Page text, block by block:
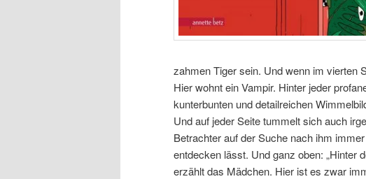
zahmen Tiger sein. Und wenn im vierten
Hier wohnt ein Vampir. Hinter jeder
kunterbunten und detailreichen
Und auf jeder Seite tummelt sich auch
Betrachter auf der Suche nach ihm
entdecken lässt. Und ganz oben: „Hinter
erzählt das Mädchen. Hier ist es zwar